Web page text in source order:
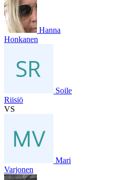
Hanna
Honkanen
Soile
Riisiö
VS
Mari
Varjonen